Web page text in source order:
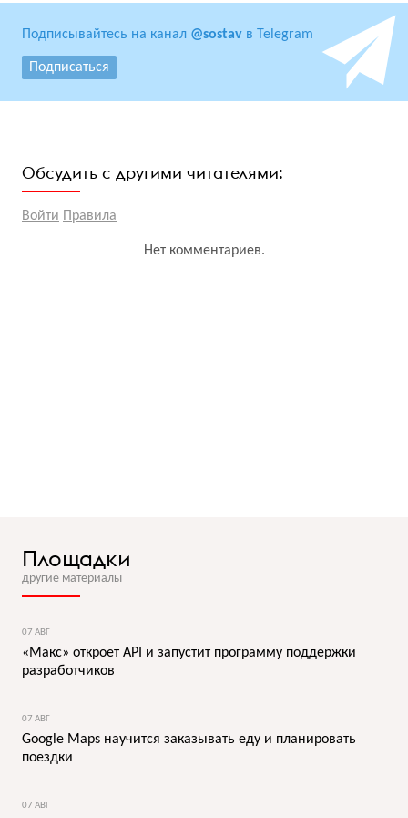
Подписывайтесь на канал @sostav в Telegram
Подписаться
Обсудить с другими читателями:
Войти Правила
Нет комментариев.
Площадки
другие материалы
07 АВГ
«Макс» откроет API и запустит программу поддержки
разработчиков
07 АВГ
Google Maps научится заказывать еду и планировать
поездки
07 АВГ